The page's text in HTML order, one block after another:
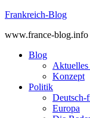
Skip
content
Frankreich-Blog
www.france-blog.info
Blog
Konzept
Politik
Deutsch-
Europa